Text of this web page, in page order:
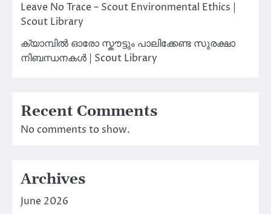
Leave No Trace – Scout Environmental Ethics |
Scout Library
ക്യാമ്പിൽ ഓരോ സ്കൗട്ടും പാലിക്കേണ്ട സുരക്ഷാ
നിബന്ധനകൾ | Scout Library
Recent Comments
No comments to show.
Archives
June 2026